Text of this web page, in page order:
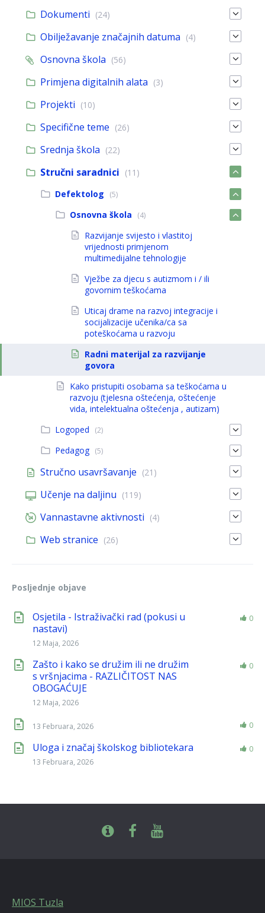
Dokumenti (24)
Obilježavanje značajnih datuma (4)
Osnovna škola (56)
Primjena digitalnih alata (3)
Projekti (10)
Specifične teme (26)
Srednja škola (22)
Stručni saradnici (11)
Defektolog
(5)
Osnovna škola (4)
Razvijanje svijesto i vlastitoj
vrijednosti primjenom
multimedijalne tehnologije
Vježbe za djecu s autizmom i / ili
govornim teškoćama
Uticaj drame na razvoj integracije i
socijalizacije učenika/ca sa
poteškoćama u razvoju
Radni materijal za razvijanje
govora
Kako pristupiti osobama sa teškoćama u
razvoju (tjelesna oštećenja, oštećenje
vida, intelektualna oštećenja , autizam)
Logoped
(2)
Pedagog (5)
Stručno usavršavanje (21)
Učenje na daljinu (119)
Vannastavne aktivnosti (4)
Web stranice (26)
Posljednje objave
Osjetila - Istraživački rad (pokusi u
nastavi)
12 Maja, 2026
0
Zašto i kako se družim ili ne družim
s vršnjacima - RAZLIČITOST NAS
OBOGAĆUJE
12 Maja, 2026
0
13 Februara, 2026 0
Uloga i značaj školskog bibliotekara
13 Februara, 2026
0
MIOS Tuzla